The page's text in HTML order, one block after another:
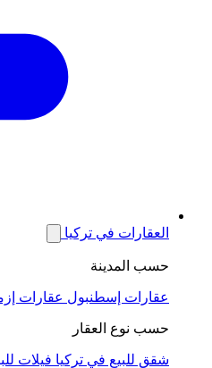
العقارات في تركيا
حسب المدينة
عقارات إسطنبول عقارات
حسب نوع العقار
شقق للبيع في تركيا فيلات